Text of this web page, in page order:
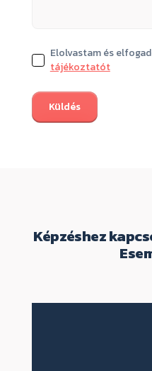
Elolvastam és
tájékoztatót
Képzéshez